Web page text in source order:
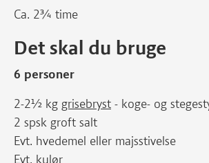
Ca. 2¾ time
Det skal du bruge
6 personer
2-2½ kg grisebryst - koge- og
2 spsk groft salt
Evt. hvedemel eller majsstivelse
Evt. kulør